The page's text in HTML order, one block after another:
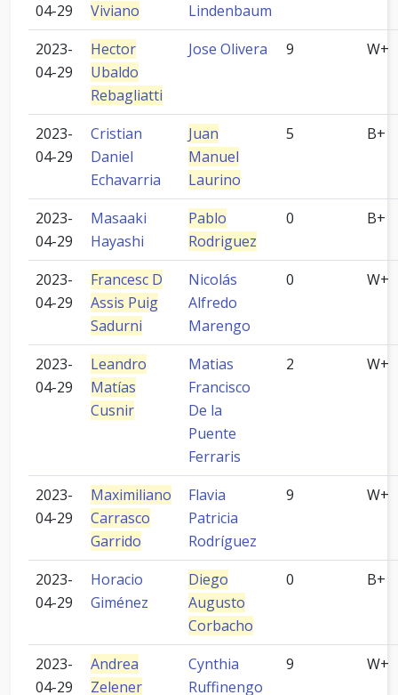
04-29
Viviano
Lindenbaum
2023-
04-29
Hector
Ubaldo
Rebagliatti
Jose Olivera 9 W+
2023-
04-29
Cristian
Daniel
Echavarria
Juan
Manuel
Laurino
5 B+
2023-
04-29
Masaaki
Hayashi
Pablo
Rodriguez
0 B+
2023-
04-29
Francesc D
Assis Puig
Sadurni
Nicolás
Alfredo
Marengo
0 W+
2023-
04-29
Leandro
Matías
Cusnir
Matias
Francisco
De la
Puente
Ferraris
2 W+
2023-
04-29
Maximiliano
Carrasco
Garrido
Flavia
Patricia
Rodríguez
9 W+
2023-
04-29
Horacio
Giménez
Diego
Augusto
Corbacho
0 B+
2023-
04-29
Andrea
Zelener
Cynthia
Ruffinengo
9 W+